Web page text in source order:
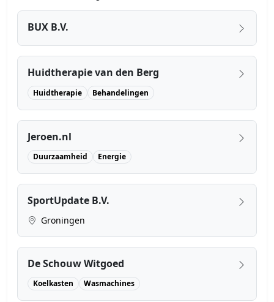
BUX B.V.
Huidtherapie van den Berg
Huidtherapie Behandelingen
Jeroen.nl
Duurzaamheid Energie
SportUpdate B.V.
Groningen
De Schouw Witgoed
Koelkasten Wasmachines